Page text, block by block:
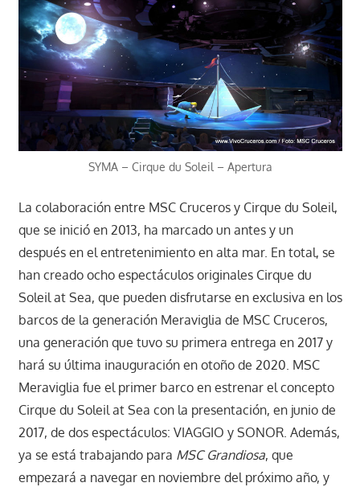
SYMA – Cirque du Soleil – Apertura
La colaboración entre MSC Cruceros y Cirque du Soleil,
que se inició en 2013, ha marcado un antes y un
después en el entretenimiento en alta mar. En total, se
han creado ocho espectáculos originales Cirque du
Soleil at Sea, que pueden disfrutarse en exclusiva en los
barcos de la generación Meraviglia de MSC Cruceros,
una generación que tuvo su primera entrega en 2017 y
hará su última inauguración en otoño de 2020. MSC
Meraviglia fue el primer barco en estrenar el concepto
Cirque du Soleil at Sea con la presentación, en junio de
2017, de dos espectáculos: VIAGGIO y SONOR. Además,
ya se está trabajando para MSC Grandiosa, que
empezará a navegar en noviembre del próximo año, y